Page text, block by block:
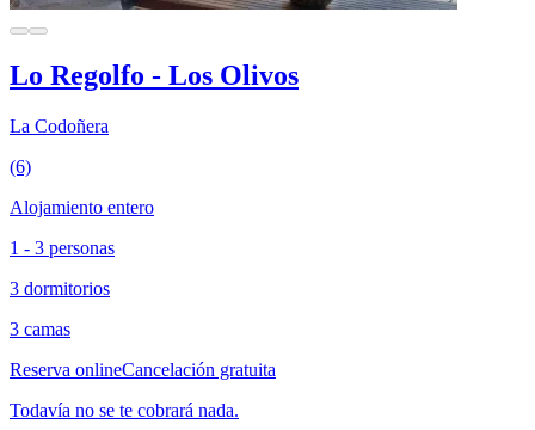
Lo Regolfo - Los Olivos
La Codoñera
(6)
Alojamiento entero
1 - 3 personas
3 dormitorios
3 camas
Reserva onlineCancelación gratuita
Todavía no se te cobrará nada.